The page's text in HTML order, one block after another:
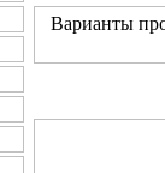
Варианты